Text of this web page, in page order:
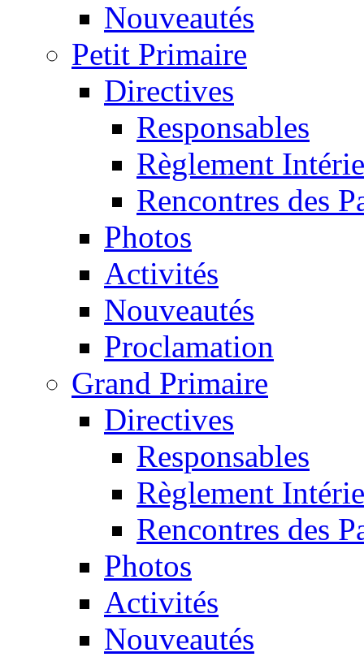
Nouveautés
Petit Primaire
Directives
Responsables
Règlement
Rencontres des
Photos
Activités
Nouveautés
Proclamation
Grand Primaire
Directives
Responsables
Règlement
Rencontres des
Photos
Activités
Nouveautés